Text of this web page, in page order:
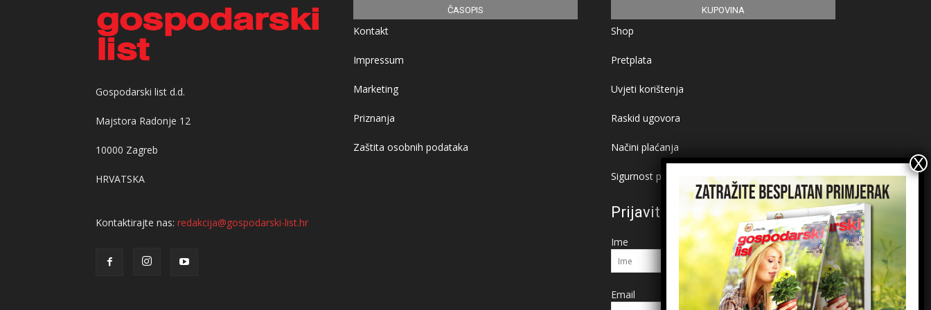
Gospodarski list d.d.
Majstora Radonje 12
10000 Zagreb
HRVATSKA
Kontaktirajte nas: redakcija@gospodarski-list.hr
ČASOPIS
Kontakt
Impressum
Marketing
Priznanja
Zaštita osobnih podataka
KUPOVINA
Shop
Pretplata
Uvjeti korištenja
Raskid ugovora
Načini plaćanja
Sigurnost plaćanja
Prijavite se na newsletter
Ime
Email